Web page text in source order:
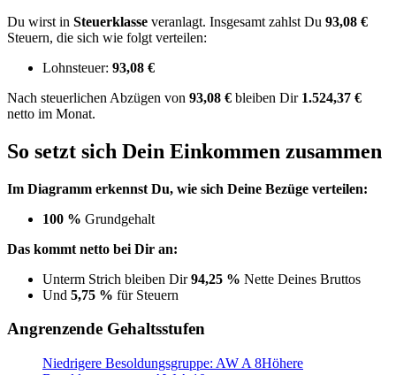
Du wirst in Steuerklasse veranlagt. Insgesamt zahlst Du 93,08 €
Steuern, die sich wie folgt verteilen:
Lohnsteuer: 93,08 €
Nach steuerlichen Abzügen von 93,08 € bleiben Dir 1.524,37 €
netto im Monat.
So setzt sich Dein Einkommen zusammen
Im Diagramm erkennst Du, wie sich Deine Bezüge verteilen:
100 % Grundgehalt
Das kommt netto bei Dir an:
Unterm Strich bleiben Dir94,25 % Nette Deines Bruttos
Und 5,75 % für Steuern
Angrenzende Gehaltsstufen
Niedrigere Besoldungsgruppe: AW A 8Höhere